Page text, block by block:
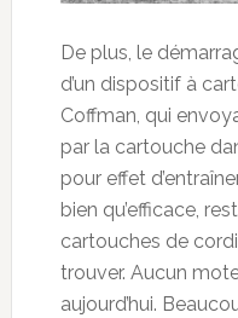
De plus, le
d’un dispositif à
Coffman, qui
par la cartouche
pour effet
bien qu’efficace,
cartouches de
trouver. Aucun
aujourd’hui.